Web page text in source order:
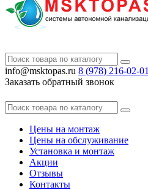
info@msktopas.ru 8 (978) 216-02-01
Заказать обратный звонок
Цены на монтаж
Цены на обслуживание
Установка и монтаж
Акции
Отзывы
Контакты